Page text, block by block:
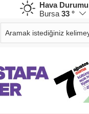
Hava Durumu
Bursa 33 °
CHF
58,9205%0,01